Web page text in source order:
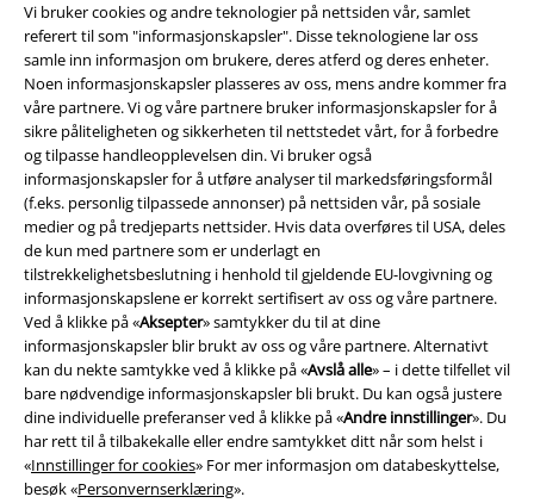
Vi bruker cookies og andre teknologier på nettsiden vår, samlet
referert til som "informasjonskapsler". Disse teknologiene lar oss
samle inn informasjon om brukere, deres atferd og deres enheter.
Noen informasjonskapsler plasseres av oss, mens andre kommer fra
våre partnere. Vi og våre partnere bruker informasjonskapsler for å
sikre påliteligheten og sikkerheten til nettstedet vårt, for å forbedre
og tilpasse handleopplevelsen din. Vi bruker også
informasjonskapsler for å utføre analyser til markedsføringsformål
(f.eks. personlig tilpassede annonser) på nettsiden vår, på sosiale
medier og på tredjeparts nettsider. Hvis data overføres til USA, deles
de kun med partnere som er underlagt en
tilstrekkelighetsbeslutning i henhold til gjeldende EU-lovgivning og
informasjonskapslene er korrekt sertifisert av oss og våre partnere.
Ved å klikke på «Aksepter» samtykker du til at dine
informasjonskapsler blir brukt av oss og våre partnere. Alternativt
kan du nekte samtykke ved å klikke på «Avslå alle» – i dette tilfellet vil
bare nødvendige informasjonskapsler bli brukt. Du kan også justere
dine individuelle preferanser ved å klikke på «Andre innstillinger». Du
har rett til å tilbakekalle eller endre samtykket ditt når som helst i
«Innstillinger for cookies» For mer informasjon om databeskyttelse,
besøk «Personvernserklæring».
Juridisk informasjon/Vilkår
Vilkår
Impressum
Konfidensialitetserklæring
Avfallshåndtering og miljøbeskyttelse
Samsvarserklæring